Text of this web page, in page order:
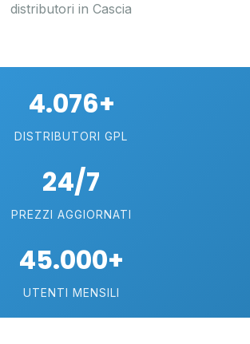
distributori in Cascia
4.076+
DISTRIBUTORI GPL
24/7
PREZZI AGGIORNATI
45.000+
UTENTI MENSILI